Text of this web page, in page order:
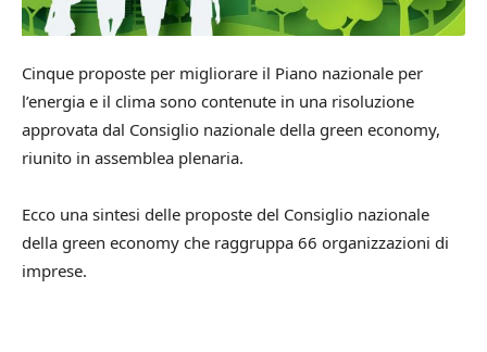
Cinque proposte per migliorare il Piano nazionale per
l’energia e il clima sono contenute in una risoluzione
approvata dal Consiglio nazionale della green economy,
riunito in assemblea plenaria.
Ecco una sintesi delle proposte del Consiglio nazionale
della green economy che raggruppa 66 organizzazioni di
imprese.